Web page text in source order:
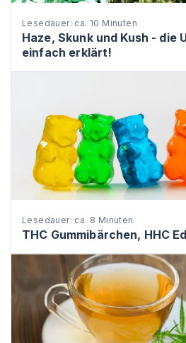
Lesedauer: ca. 10 Minuten
Haze, Skunk und Kush - die
einfach erklärt!
Lesedauer: ca. 8 Minuten
THC Gummibärchen, HHC